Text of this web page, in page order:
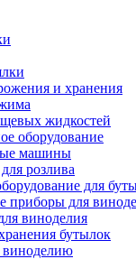
и хранения
жидкостей
оборудование
машины
розлива
для
приборы для
виноделия
бутылок
виноделию